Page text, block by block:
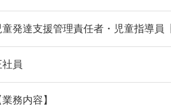
童発達支援管理責任者・児童指導員
社員
業務内容】